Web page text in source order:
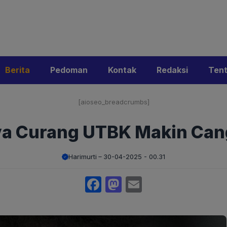
Berita Pedoman Kontak Redaksi
[aioseo_breadcrumbs]
Curang UTBK Makin
Harimurti 30-04-2025 - 00.31
Facebook
Mastodon